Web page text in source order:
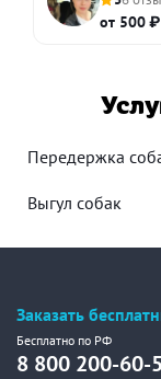
от 500 ₽
Передержка
Выгул собак
Заказать
Бесплатно по РФ
8 800 200-60-